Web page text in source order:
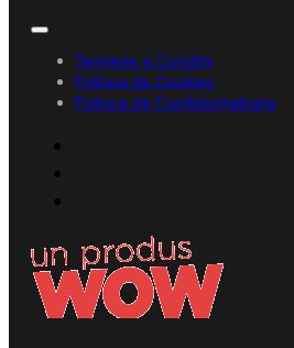
Termene și Condiții
Politica de Cookies
Politica de Confidențialitate